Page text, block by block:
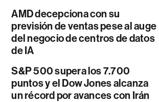
AMD decepciona con su
previsión de ventas pese al auge
del negocio de centros de datos
de IA
S&P 500 supera los 7.700
puntos y el Dow Jones alcanza
un récord por avances con Irán